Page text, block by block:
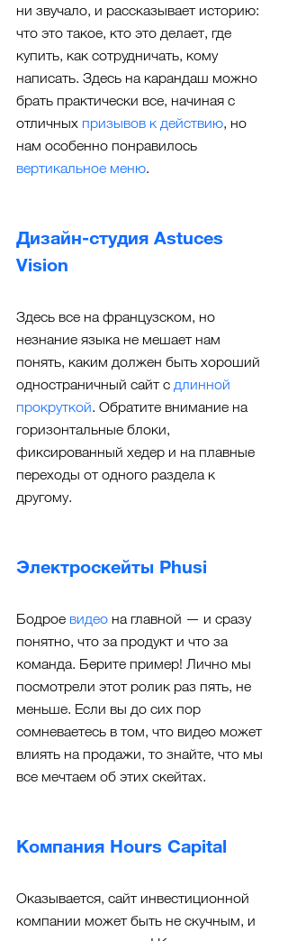
ни звучало, и рассказывает историю:
что это такое, кто это делает, где
купить, как сотрудничать, кому
написать. Здесь на карандаш можно
брать практически все, начиная с
отличных призывов к действию, но
нам особенно понравилось
вертикальное меню.
Дизайн-студия Astuces
Vision
Здесь все на французском, но
незнание языка не мешает нам
понять, каким должен быть хороший
одностраничный сайт с длинной
прокруткой. Обратите внимание на
горизонтальные блоки,
фиксированный хедер и на плавные
переходы от одного раздела к
другому.
Электроскейты Phusi
Бодрое видео на главной — и сразу
понятно, что за продукт и что за
команда. Берите пример! Лично мы
посмотрели этот ролик раз пять, не
меньше. Если вы до сих пор
сомневаетесь в том, что видео может
влиять на продажи, то знайте, что мы
все мечтаем об этих скейтах.
Компания Hours Capital
Оказывается, сайт инвестиционной
компании может быть не скучным, и